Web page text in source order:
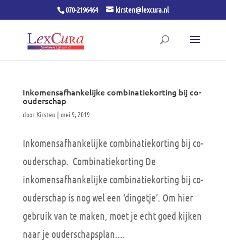
070-2196464 kirsten@lexcura.nl
Inkomensafhankelijke combinatiekorting bij co-
ouderschap
door Kirsten | mei 9, 2019
Inkomensafhankelijke combinatiekorting bij co-
ouderschap. Combinatiekorting De
inkomensafhankelijke combinatiekorting bij co-
ouderschap is nog wel een ‘dingetje’. Om hier
gebruik van te maken, moet je echt goed kijken
naar je ouderschapsplan....